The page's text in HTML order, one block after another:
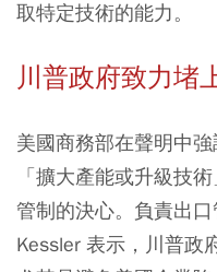
取特定技術的能力。
川普政府致力堵
美國商務部在聲明中
「擴大產能或升級技
管制的決心。負責出
Kessler 表示，川普政